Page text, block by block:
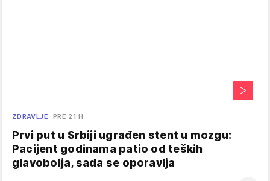
ZDRAVLJE PRE 21 H
Prvi put u Srbiji ugrađen stent u mozgu:
Pacijent godinama patio od teških
glavobolja, sada se oporavlja